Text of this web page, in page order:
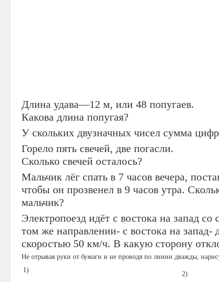
Длина удава—12 м, или 48 попугаев.
Какова длина попугая?
У скольких двузначных чисел сумма
Горело пять свечей, две погасли.
Сколько свечей осталось?
Мальчик лёг спать в 7 часов вечера,
чтобы он прозвенел в 9 часов утра.
мальчик?
Электропоезд идёт с востока на запад
том же направлении- с востока на запад-
скоростью 50 км/ч. В какую сторону
Не отрывая руки от бумаги и не проводя по линии дважды,
1)
2)